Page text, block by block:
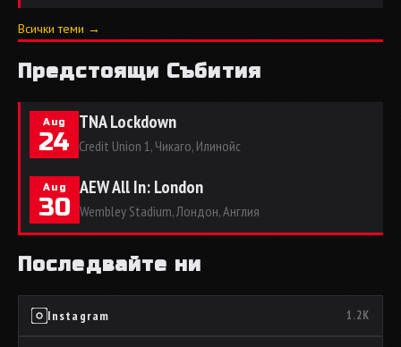
Всички теми →
Предстоящи Събития
Aug
24
TNA Lockdown
Credit Union 1, Чикаго, Илинойс
Aug
30
AEW All In: London
Wembley Stadium, Лондон, Англия
Последвайте ни
Instagram 1.2K